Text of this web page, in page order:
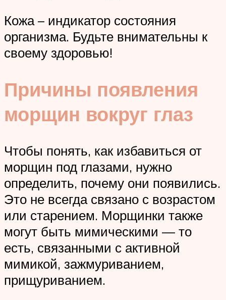
Кожа – индикатор состояния
организма. Будьте внимательны к
своему здоровью!
Причины появления
морщин вокруг глаз
Чтобы понять, как избавиться от
морщин под глазами, нужно
определить, почему они появились.
Это не всегда связано с возрастом
или старением. Морщинки также
могут быть мимическими — то
есть, связанными с активной
мимикой, зажмуриванием,
прищуриванием.